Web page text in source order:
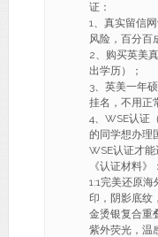
证：
1、真实留信
风险，百分百
2、购买英美
出学历）；
3、英美一年
挂名，不用正
4、WSE认证
的同学想办理
WSE认证才能
《认证材料》：
1:1完美还原
印，阴影底纹
金烫银复合重
紫外荧光，温